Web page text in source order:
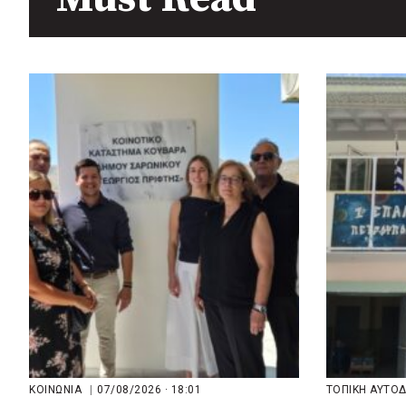
πριν από 3 μέρες
και αναβάθμιση του ΚΕΦΙΑΠ
Δήμος Αθηναίων: 651 δημότες
συμμετείχαν στις δράσεις
διατροφικής υποστήριξης
ΚΟΙΝΩΝΙΑ 07/08/2026 · 18:01 ΤΟΠΙΚΗ